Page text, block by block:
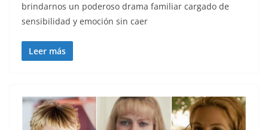
brindarnos un poderoso drama familiar cargado de
sensibilidad y emoción sin caer
Leer más